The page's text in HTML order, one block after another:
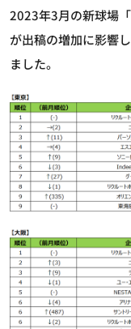
2023年3月の新球場
が出稿の増加に影響
ました。